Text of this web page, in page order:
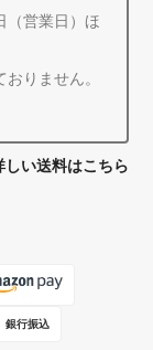
（営業日）ほ
りません。
しい送料はこちら
銀行振込